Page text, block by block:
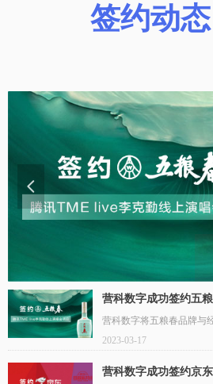
签约动态
넳
营科数字成功签约五
上演唱会项目
营科数字将五粮春品牌与
销化赋能，撬动品牌增长
2023-03-17
营科数字成功签约京